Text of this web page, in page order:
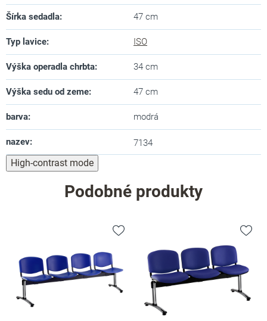
Šírka sedadla: 47 cm
Typ lavice: ISO
Výška operadla chrbta: 34 cm
Výška sedu od zeme: 47 cm
barva: modrá
nazev: 7134
High-contrast mode
Podobné produkty